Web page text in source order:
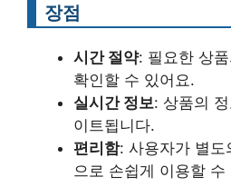
장점
시간 절약: 필요한 상
확인할 수 있어요.
실시간 정보: 상품의
이트됩니다.
편리함: 사용자가 별도
으로 손쉽게 이용할 수